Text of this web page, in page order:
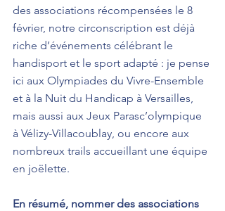
des associations récompensées le 8
février, notre circonscription est déjà
riche d’événements célébrant le
handisport et le sport adapté : je pense
ici aux Olympiades du Vivre-Ensemble
et à la Nuit du Handicap à Versailles,
mais aussi aux Jeux Parasc’olympique
à Vélizy-Villacoublay, ou encore aux
nombreux trails accueillant une équipe
en joëlette.
En résumé, nommer des associations